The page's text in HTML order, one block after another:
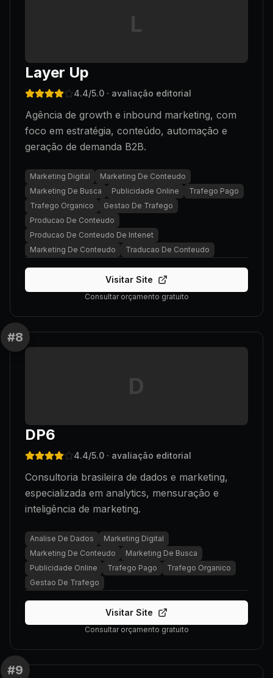
L
Layer Up
4.4/5.0 · avaliação editorial
Agência de growth e inbound marketing, com
foco em estratégia, conteúdo, automação e
geração de demanda B2B.
Marketing Digital
Marketing De Conteudo
Marketing De Busca
Publicidade Online
Trafego Pago
Trafego Organico
Gestao De Trafego
Producao De Conteudo
Producao De Conteudo De Intenet
Marketing De Conteudo
Traducao De Conteudo
Visitar Site
Consultar orçamento gratuito
#8
D
DP6
4.4/5.0 · avaliação editorial
Consultoria brasileira de dados e marketing,
especializada em analytics, mensuração e
inteligência de marketing.
Analise De Dados
Marketing Digital
Marketing De Conteudo
Marketing De Busca
Publicidade Online
Trafego Pago
Trafego Organico
Gestao De Trafego
Visitar Site
Consultar orçamento gratuito
#9